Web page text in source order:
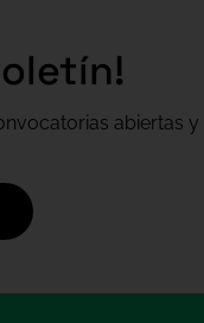
abiertas y